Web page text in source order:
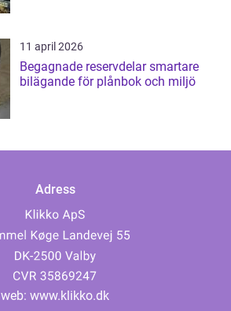
11 april 2026
Begagnade reservdelar smartare
bilägande för plånbok och miljö
Adress
web: www.klikko.dk